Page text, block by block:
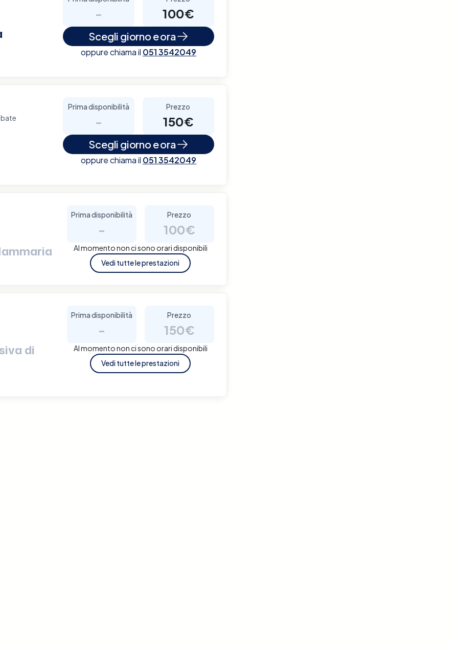
- 100€
Scegli giorno e ora
oppure chiama il 051 3542049
Prima disponibilità
-
Prezzo
150€
Scegli giorno e ora
oppure chiama il 051 3542049
Prima disponibilità
-
Prezzo
100€
Al momento non ci sono orari disponibili
Vedi tutte le prestazioni
di
Prima disponibilità
-
Prezzo
150€
Al momento non ci sono orari disponibili
Vedi tutte le prestazioni